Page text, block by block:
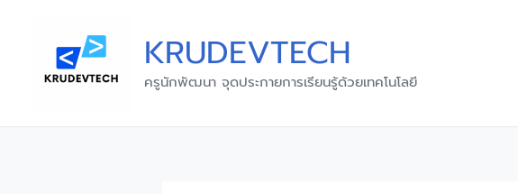
KRUDEVTECH
ครูนักพัฒนา จุดประกายการเรียนรู้ด้วยเทคโนโลยี